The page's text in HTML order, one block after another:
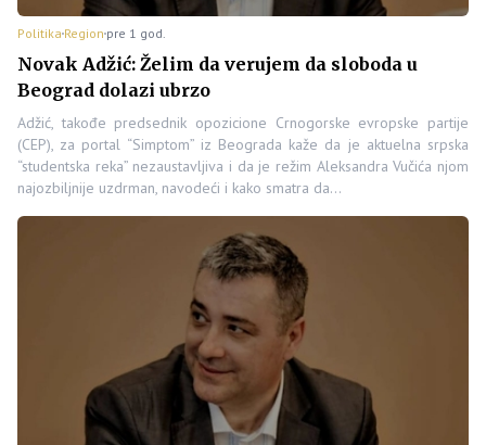
Politika Region pre 1 god.
Novak Adžić: Želim da verujem da sloboda u
Beograd dolazi ubrzo
Adžić, takođe predsednik opozicione Crnogorske evropske partije
(CEP), za portal “Simptom” iz Beograda kaže da je aktuelna srpska
“studentska reka” nezaustavljiva i da je režim Aleksandra Vučića njom
najozbiljnije uzdrman, navodeći i kako smatra da…